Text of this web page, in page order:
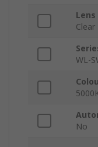
Lens
Clear
WL-
No